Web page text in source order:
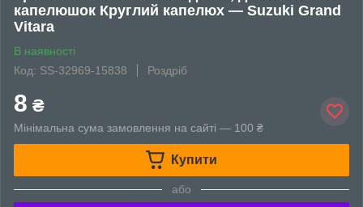
капелюшок Круглий капелюх — Suzuki Grand
Vitara
В наявності
Код: SS-32969-15838
Роздріб
8 ₴
Мінімальна сума замовлення на сайті — 100 ₴
Купити
або